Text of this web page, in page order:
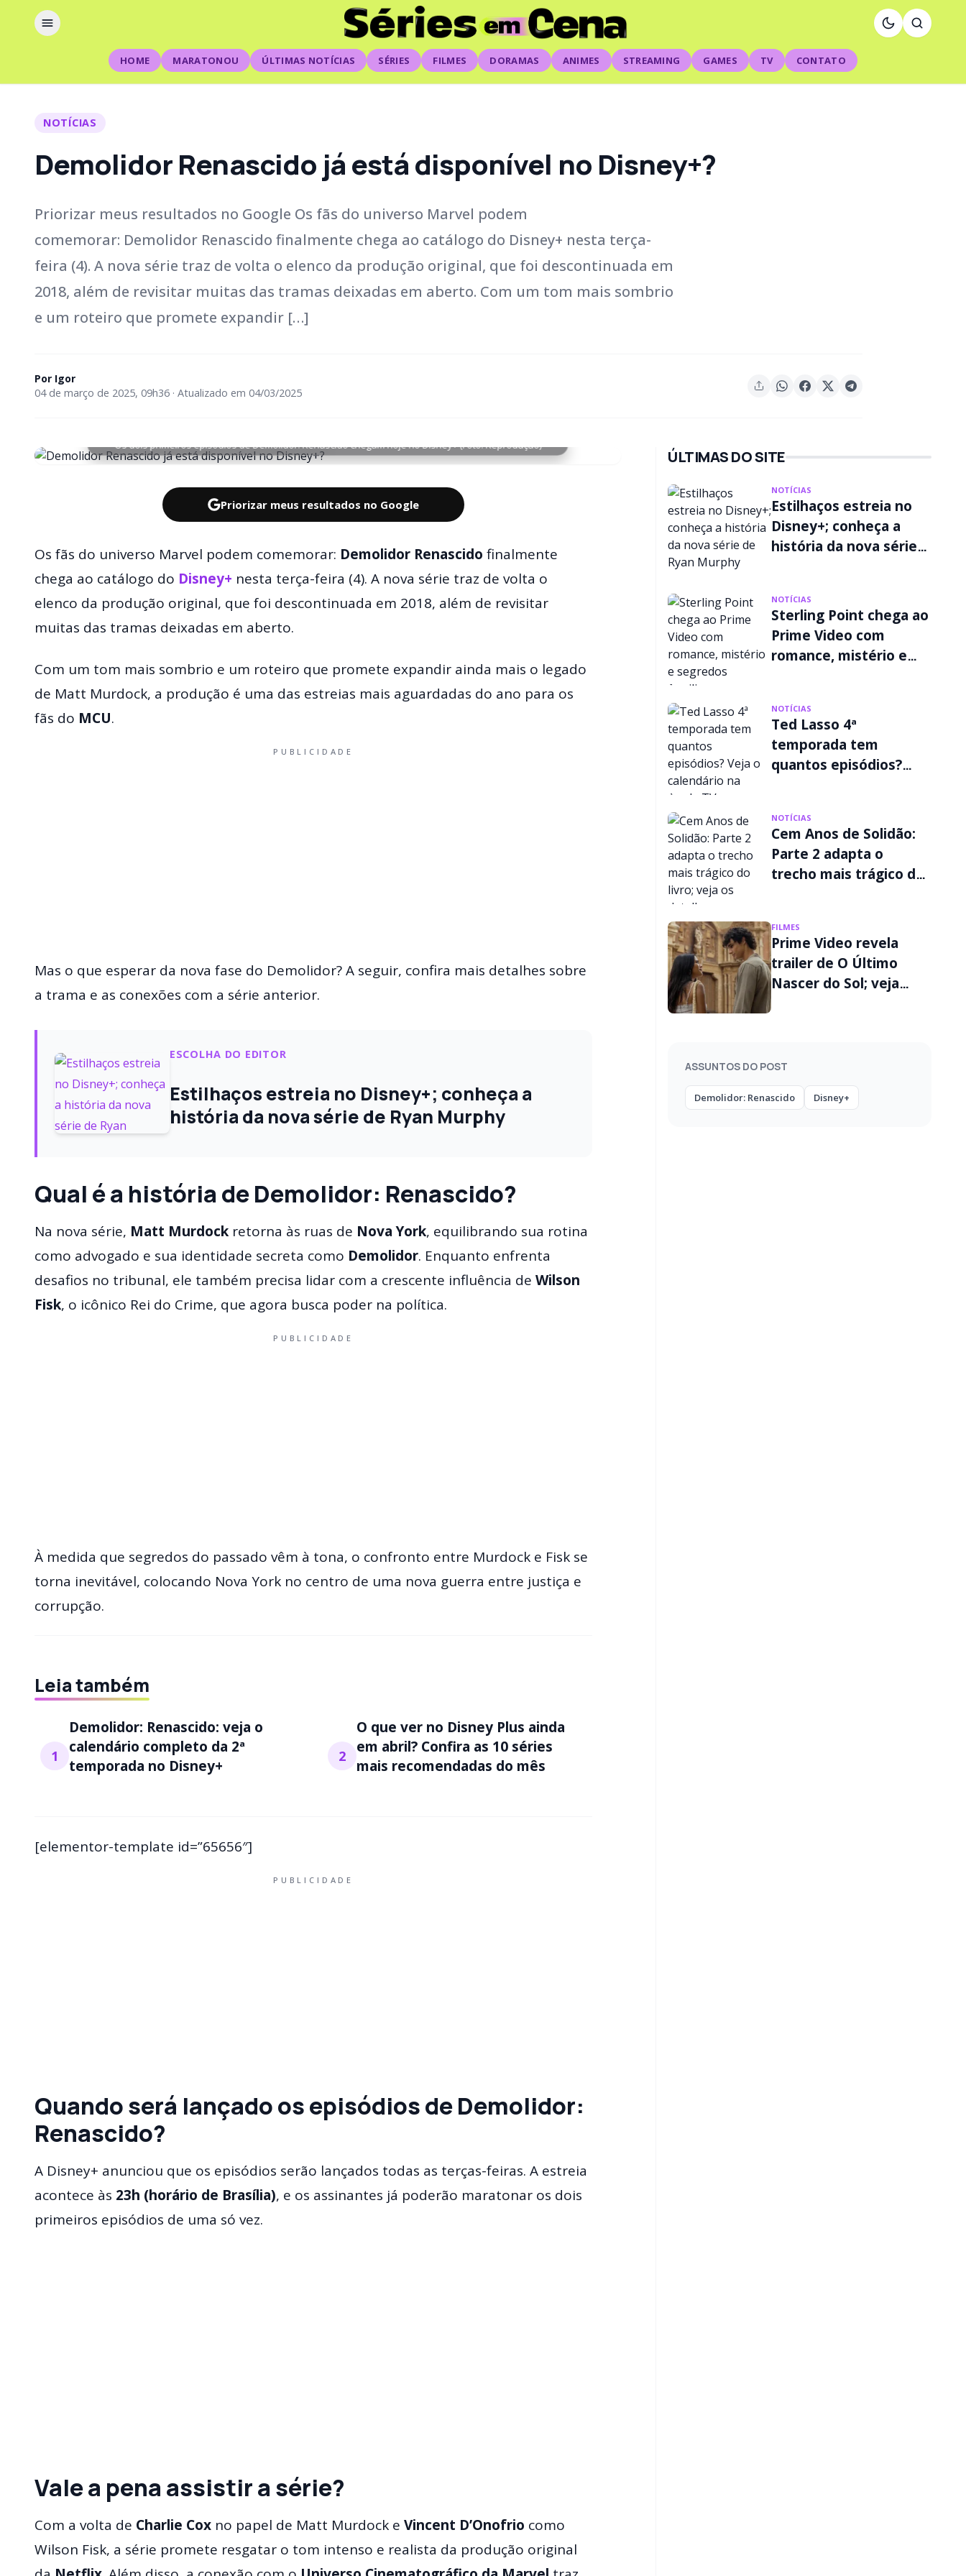
HOME MARATONOU ÚLTIMAS NOTÍCIAS SÉRIES FILMES DORAMAS ANIMES STREAMING GAMES TV CONTATO
NOTÍCIAS
Demolidor Renascido já está disponível no Disney+?
Priorizar meus resultados no Google Os fãs do universo Marvel podem
comemorar: Demolidor Renascido finalmente chega ao catálogo do Disney+ nesta terça-
feira (4). A nova série traz de volta o elenco da produção original, que foi descontinuada em
2018, além de revisitar muitas das tramas deixadas em aberto. Com um tom mais sombrio
e um roteiro que promete expandir […]
Por Igor
04 de março de 2025, 09h36 · Atualizado em 04/03/2025
Os dois primeiros episódios de Demolidor: Renascido chegam hoje no Disney+ (Foto: Reprodução)
Priorizar meus resultados no Google
Os fãs do universo Marvel podem comemorar: Demolidor Renascido finalmente
chega ao catálogo do Disney+ nesta terça-feira (4). A nova série traz de volta o
elenco da produção original, que foi descontinuada em 2018, além de revisitar
muitas das tramas deixadas em aberto.
Com um tom mais sombrio e um roteiro que promete expandir ainda mais o legado
de Matt Murdock, a produção é uma das estreias mais aguardadas do ano para os
fãs do MCU.
PUBLICIDADE
Mas o que esperar da nova fase do Demolidor? A seguir, confira mais detalhes sobre
a trama e as conexões com a série anterior.
ESCOLHA DO EDITOR
Estilhaços estreia no Disney+; conheça a
história da nova série de Ryan Murphy
Qual é a história de Demolidor: Renascido?
Na nova série, Matt Murdock retorna às ruas de Nova York, equilibrando sua rotina
como advogado e sua identidade secreta como Demolidor. Enquanto enfrenta
desafios no tribunal, ele também precisa lidar com a crescente influência de Wilson
Fisk, o icônico Rei do Crime, que agora busca poder na política.
PUBLICIDADE
À medida que segredos do passado vêm à tona, o confronto entre Murdock e Fisk se
torna inevitável, colocando Nova York no centro de uma nova guerra entre justiça e
corrupção.
Leia também
1
Demolidor: Renascido: veja o
calendário completo da 2ª
temporada no Disney+
2
O que ver no Disney Plus ainda
em abril? Confira as 10 séries
mais recomendadas do mês
[elementor-template id=”65656″]
PUBLICIDADE
Quando será lançado os episódios de Demolidor:
Renascido?
A Disney+ anunciou que os episódios serão lançados todas as terças-feiras. A estreia
acontece às 23h (horário de Brasília), e os assinantes já poderão maratonar os dois
primeiros episódios de uma só vez.
Vale a pena assistir a série?
Com a volta de Charlie Cox no papel de Matt Murdock e Vincent D’Onofrio como
Wilson Fisk, a série promete resgatar o tom intenso e realista da produção original
ÚLTIMAS DO SITE
NOTÍCIAS
Estilhaços estreia no
Disney+; conheça a
história da nova série
NOTÍCIAS
Sterling Point chega ao
Prime Video com
romance, mistério e
NOTÍCIAS
Ted Lasso 4ª
temporada tem
quantos episódios?
NOTÍCIAS
Cem Anos de Solidão:
Parte 2 adapta o
trecho mais trágico do
FILMES
Prime Video revela
trailer de O Último
Nascer do Sol; veja
ASSUNTOS DO POST
Demolidor: Renascido Disney+